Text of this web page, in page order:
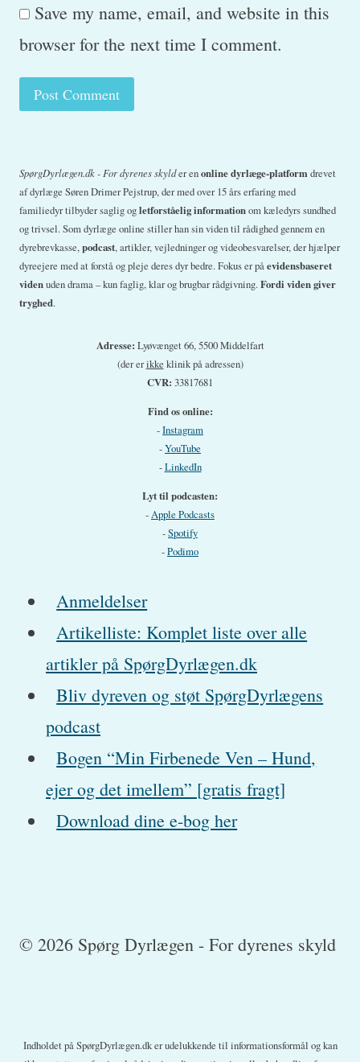
Save my name, email, and website in this
browser for the next time I comment.
SpørgDyrlægen.dk - For dyrenes skylder enonline dyrlæge-platformdrevet
af dyrlæge Søren Drimer Pejstrup, der med over 15 års erfaring med
familiedyr tilbyder saglig ogletforståelig informationom kæledyrs sundhed
og trivsel. Som dyrlæge online stiller han sin viden til rådighed gennem en
dyrebrevkasse,podcast, artikler, vejledninger og videobesvarelser, der hjælper
dyreejere med at forstå og pleje deres dyr bedre. Fokus er påevidensbaseret
videnuden drama – kun faglig, klar og brugbar rådgivning.Fordi viden giver
tryghed.
Adresse: Lyøvænget 66, 5500 Middelfart
(der erikke klinik på adressen)
CVR: 33817681
Find os online:
-Instagram
-YouTube
-LinkedIn
Lyt til podcasten:
-Apple Podcasts
-Spotify
-Podimo
Anmeldelser
Artikelliste: Komplet liste over alle
artikler på SpørgDyrlægen.dk
Bliv dyreven og støt SpørgDyrlægens
podcast
Bogen “Min Firbenede Ven – Hund,
ejer og det imellem” [gratis fragt]
Download dine e-bog her
© 2026 Spørg Dyrlægen - For dyrenes skyld
Indholdet på SpørgDyrlægen.dk er udelukkende til informationsformål og kan